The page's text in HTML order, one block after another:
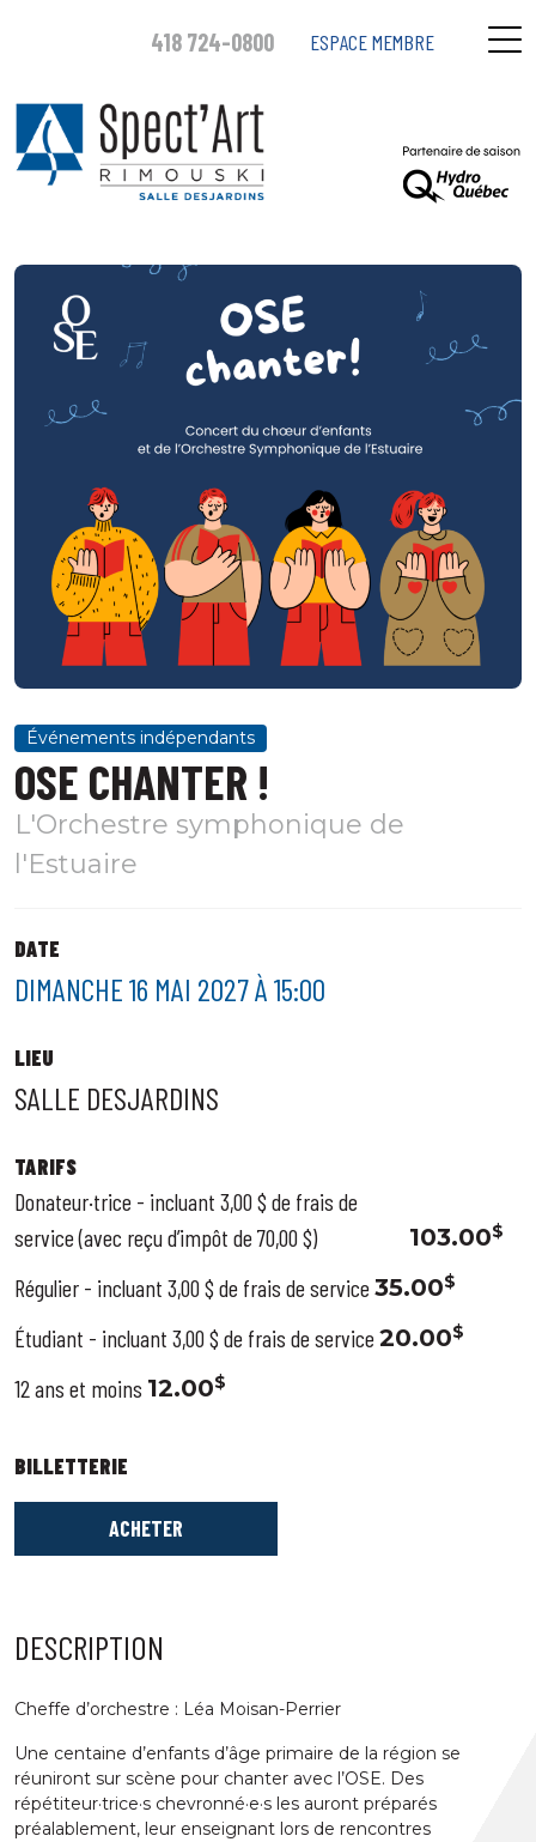
418 724-0800 ESPACE MEMBRE
Événements indépendants
OSE CHANTER !
L'Orchestre symphonique de
l'Estuaire
DATE
DIMANCHE 16 MAI 2027 À 15:00
LIEU
SALLE DESJARDINS
TARIFS
Donateur·trice - incluant 3,00 $ de frais de
service (avec reçu d’impôt de 70,00 $)
103.00$
Régulier - incluant 3,00 $ de frais de service35.00$
Étudiant - incluant 3,00 $ de frais de service20.00$
12 ans et moins 12.00$
BILLETTERIE
ACHETER
DESCRIPTION
Cheffe d’orchestre : Léa Moisan-Perrier
Une centaine d’enfants d’âge primaire de la région se
réuniront sur scène pour chanter avec l’OSE. Des
répétiteur·trice·s chevronné·e·s les auront préparés
préalablement, leur enseignant lors de rencontres